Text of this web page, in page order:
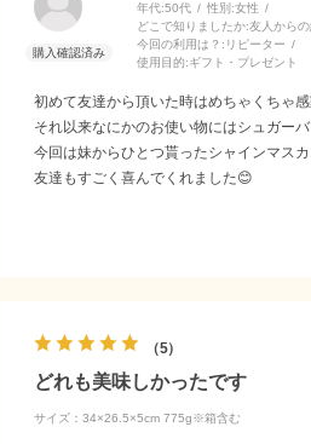
年代:50代 性別:女性
どこで知りましたか:友人から
今回の利用は？: リピーター
使用目的:ギフト・プレゼント
初めて友達から頂いた時はめちゃくちゃ
それ以来なにかのお使い物にはシュガー
今回は妹からひとつ貰ったシャインマス
友達もすごく喜んでくれました😊
5
どれも美味しかったです
サイズ：34×26.5×5cm 775g※箱含む